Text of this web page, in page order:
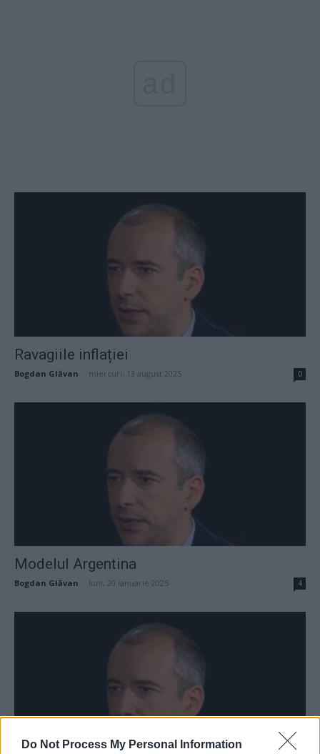
Do Not Process My Personal Information
Ravagiile inflației
Bogdan Glăvan miercuri, 13 august 2025 0
Modelul Argentina
Bogdan Glăvan luni, 20 ianuarie 2025 4